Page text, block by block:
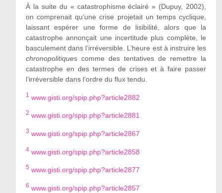
À la suite du « catastrophisme éclairé » (Dupuy, 2002),
on comprenait qu’une crise projetait un temps cyclique,
laissant espérer une forme de lisibilité, alors que la
catastrophe annonçait une incertitude plus complète, le
basculement dans l’irréversible. L’heure est à instruire les
chronopolitiques comme des tentatives de remettre la
catastrophe en des termes de crises et à faire passer
l’irréversible dans l’ordre du flux tendu.
1 www.gisti.org/spip.php?article2882
2 www.gisti.org/spip.php?article2881
3 www.gisti.org/spip.php?article2867
4 www.gisti.org/spip.php?article2858
5 www.gisti.org/spip.php?article2877
6 www.gisti.org/spip.php?article2857